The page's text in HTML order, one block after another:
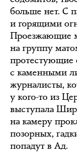
больше нет. С
и горящими
Проезжающие
на группу
протестующие
с каменными
журналисты,
у кого-то из
выступала
на камеру
позорных,
попадут в Ад.